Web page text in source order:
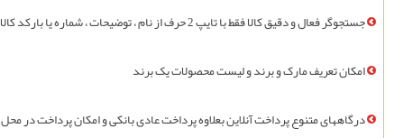
جستجوگر فعال و دقیق کالا فقط با تایپ 2 حرف از نام ، توضيحات ، شماره یا بارکد کالا
امکان تعريف مارک و برند و لیست محصولات یک برند
درگاههای متنوع پرداخت آنلاین بعلاوه پرداخت عادی بانکی و امکان پرداخت در محل